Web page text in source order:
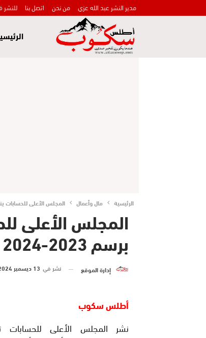
مدير النشر عبد الله عزي من نحن اتصل بنا
الرئيسية مال وأعمال المجلس الأعلى للحسابات ينشر
المجلس الأعلى
برسم 2023-2024
إدارة الموقع نشر في 13 ديسمبر 2024 الساعة 20 و 59 دقيقة
أطلس سكوب
نشر المجلس الأعلى للحسابات